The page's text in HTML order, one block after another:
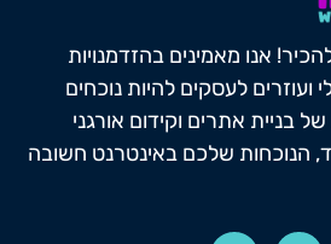
אנו מאמינים בהזדמנויות
ועוזרים לעסקים להיות נוכחים
בניית אתרים וקידום אורגני
הנוכחות שלכם באינטרנט חשובה